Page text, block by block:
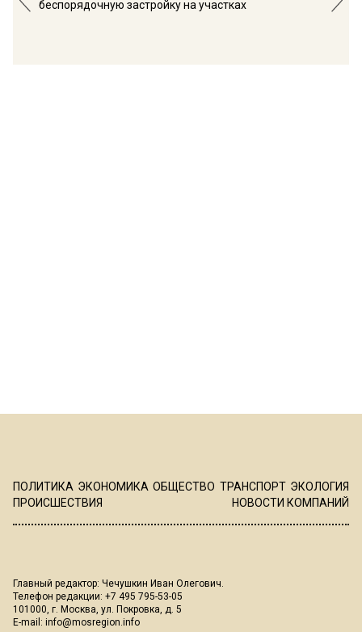
беспорядочную застройку на участках
ПОЛИТИКА ЭКОНОМИКА ОБЩЕСТВО ТРАНСПОРТ ЭКОЛОГИЯ
ПРОИСШЕСТВИЯ
НОВОСТИ КОМПАНИЙ
Главный редактор: Чечушкин Иван Олегович.
Телефон редакции: +7 495 795-53-05
101000, г. Москва, ул. Покровка, д. 5
E-mail: info@mosregion.info